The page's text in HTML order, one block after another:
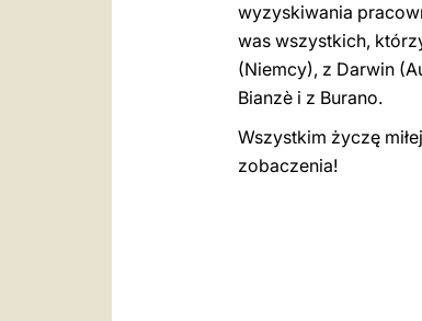
wyzyskiwania
was wszystkich,
(Niemcy), z Darwin
Bianzè i z Burano.
Wszystkim życzę
zobaczenia!